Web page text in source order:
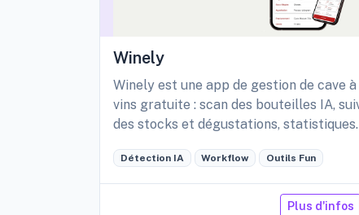
Winely
Winely est une app de gestion de cave à
vins gratuite : scan des bouteilles IA,
des stocks et dégustations, statistiques
Détection IA Workflow Outils Fun
Plus d'infos